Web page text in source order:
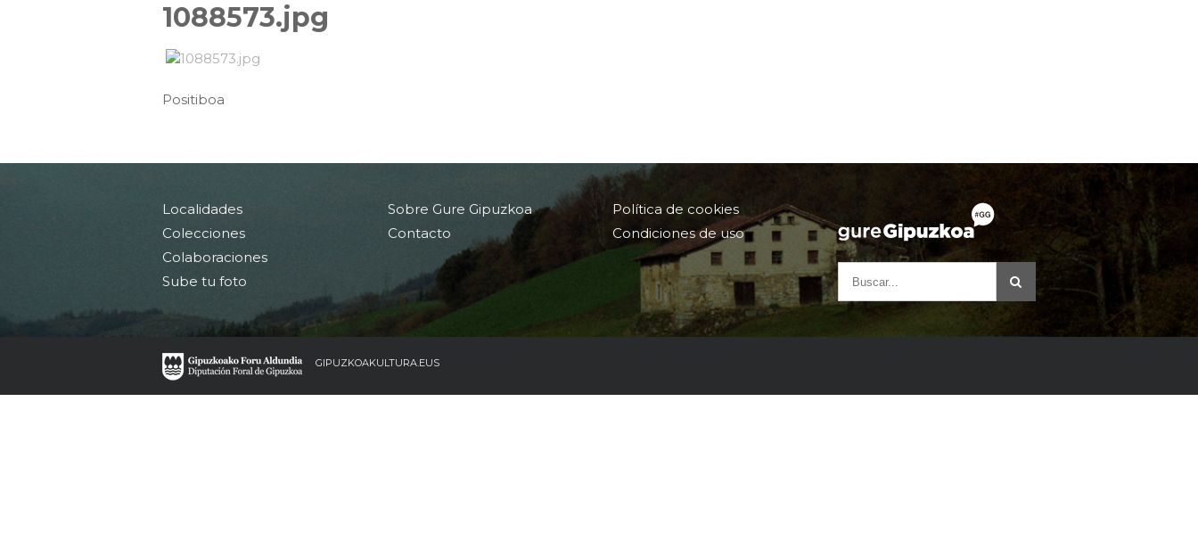
1088573.jpg
Positiboa
Localidades
Colecciones
Colaboraciones
Sube tu foto
Sobre Gure Gipuzkoa
Contacto
Política de cookies
Condiciones de uso
GIPUZKOAKULTURA.EUS